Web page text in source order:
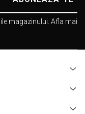
magazinului. Afla mai